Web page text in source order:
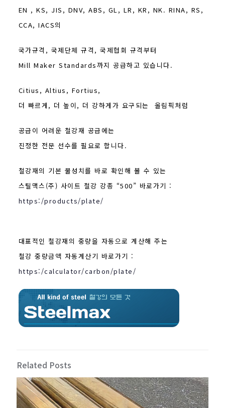
EN , KS, JIS, DNV, ABS, GL, LR, KR, NK. RINA, RS,
CCA, IACS의
국가규격, 국제단체 규격,국제협회 규격부터
Mill Maker Standards까지 공급하고 있습니다.
Citius, Altius, Fortius,
더 빠르게, 더 높이, 더 강하게가 요구되는 올림픽처럼
공급이 어려운 철강재 공급에는
진정한 전문 선수를 필요로 합니다.
철강재의 기본 물성치를 바로 확인해 볼 수 있는
스틸맥스(주) 사이트 철강 강종 “500” 바로가기 :
https:/products/plate/
대표적인 철강재의 중량을 자동으로 계산해 주는
철강 중량금액 자동계산기 바로가기 :
https:/calculator/carbon/plate/
Related Posts